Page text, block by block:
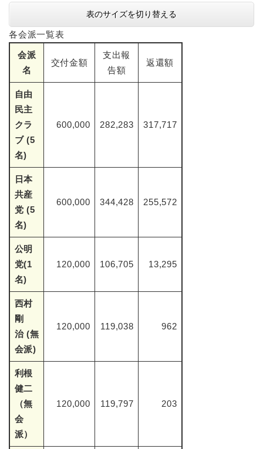
表のサイズを切り替える
各会派一覧表
会派
名
交付金額
支出報
告額
返還額
自由
民主
クラ
ブ (5
名)
600,000 282,283 317,717
日本
共産
党 (5
名)
600,000 344,428 255,572
公明
党(1
名)
120,000 106,705 13,295
西村
剛
治 (無
会派)
120,000 119,038 962
利根
健二
（無
会
派）
120,000 119,797 203